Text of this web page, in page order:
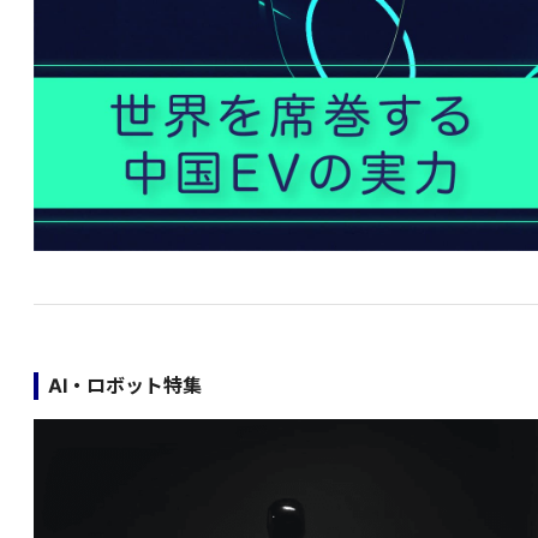
AI・ロボット特集